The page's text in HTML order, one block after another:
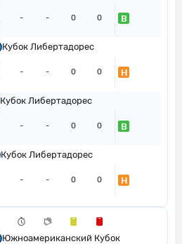
- - 0 0 В
Кубок Либертадорес
- - 0 0 Н
Кубок Либертадорес
- - 0 0 В
Кубок Либертадорес
- - 0 0 Н
Южноамериканский Кубок